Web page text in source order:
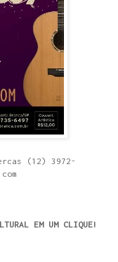
(12) 3972-
EM UM CLIQUE!